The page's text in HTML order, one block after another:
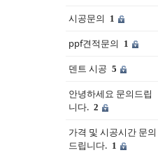
시공문의 1
ppf견적문의 1
덴트 시공 5
안녕하세요 문의드립
니다. 2
가격 및 시공시간 문의
드립니다. 1